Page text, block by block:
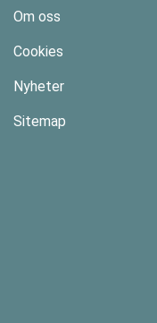
Om oss
Cookies
Nyheter
Sitemap